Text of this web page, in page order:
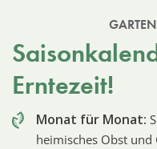
Erntezeit!
Monat für Monat:
heimisches Obst und